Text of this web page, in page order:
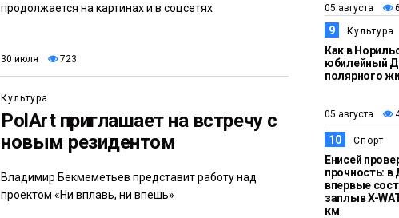
продолжается на картинах и в соцсетях
30 июля 723
Культура
PolArt приглашает на встречу с
новым резидентом
Владимир Бекмеметьев представит работу над
проектом «Ни вплавь, ни впешь»
05 августа
9 Культура
Как в
юбилейный
полярного
05 августа
10 Спорт
Енисей
прочность: в
впервые
заплыв X-
км